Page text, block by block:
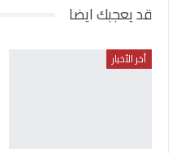
قد يعجبك ايضا
أخر الأخبار